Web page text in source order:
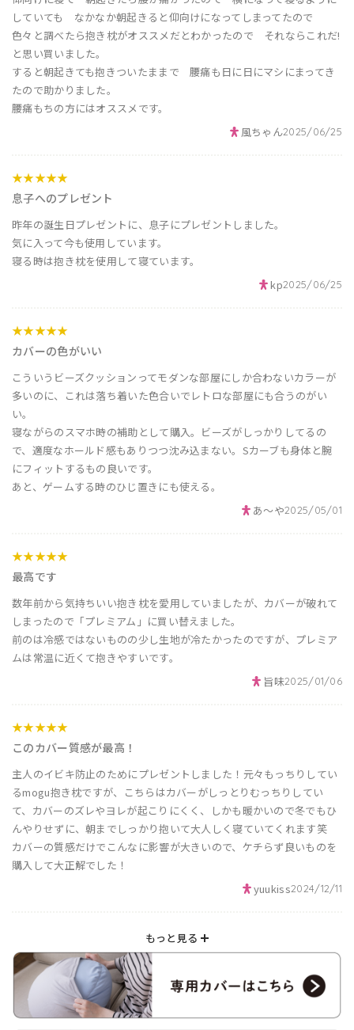
していても なかなか朝起きると仰向けになってしまってたので
色々と調べたら抱き枕がオススメだとわかったので それならこれだ!
と思い買いました。
すると朝起きても抱きついたままで 腰痛も日に日にマシにまってき
たので助かりました。
腰痛もちの方にはオススメです。
風ちゃん2025/06/25
息子へのプレゼント
★★★★★
昨年の誕生日プレゼントに、息子にプレゼントしました。
気に入って今も使用しています。
寝る時は抱き枕を使用して寝ています。
kp2025/06/25
カバーの色がいい
★★★★★
こういうビーズクッションってモダンな部屋にしか合わないカラーが
多いのに、これは落ち着いた色合いでレトロな部屋にも合うのがい
い。
寝ながらのスマホ時の補助として購入。ビーズがしっかりしてるの
で、適度なホールド感もありつつ沈み込まない。Sカーブも身体と腕
にフィットするもの良いです。
あと、ゲームする時のひじ置きにも使える。
あ～や2025/05/01
最高です
★★★★★
数年前から気持ちいい抱き枕を愛用していましたが、カバーが破れて
しまったので「プレミアム」に買い替えました。
前のは冷感ではないものの少し生地が冷たかったのですが、プレミア
ムは常温に近くて抱きやすいです。
旨味2025/01/06
このカバー質感が最高！
★★★★★
主人のイビキ防止のためにプレゼントしました！元々もっちりしてい
るmogu抱き枕ですが、こちらはカバーがしっとりむっちりしてい
て、カバーのズレやヨレが起こりにくく、しかも暖かいので冬でもひ
んやりせずに、朝までしっかり抱いて大人しく寝ていてくれます笑
カバーの質感だけでこんなに影響が大きいので、ケチらず良いものを
購入して大正解でした！
yuukiss2024/12/11
もっと見る